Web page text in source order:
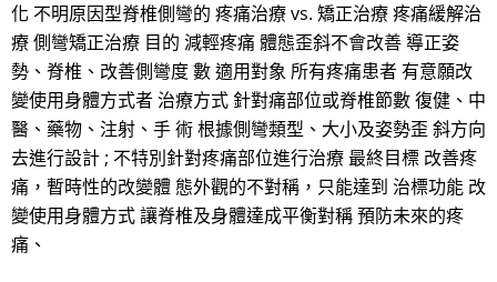
化 不明原因型脊椎側彎的 疼痛治療 vs. 矯正治療 疼痛緩解治
療 側彎矯正治療 目的 減輕疼痛 體態歪斜不會改善 導正姿
勢、脊椎、改善側彎度 數 適用對象 所有疼痛患者 有意願改
變使用身體方式者 治療方式 針對痛部位或脊椎節數 復健、中
醫、藥物、注射、手 術 根據側彎類型、大小及姿勢歪 斜方向
去進行設計 ; 不特別針對疼痛部位進行治療 最終目標 改善疼
痛，暫時性的改變體 態外觀的不對稱，只能達到 治標功能 改
變使用身體方式 讓脊椎及身體達成平衡對稱 預防未來的疼
痛、